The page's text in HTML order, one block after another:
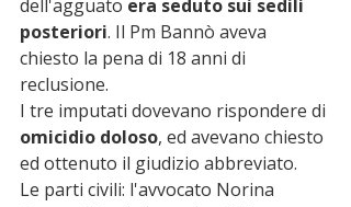
dell'agguato era seduto sui sedili
posteriori. Il Pm Bannò aveva
chiesto la pena di 18 anni di
reclusione.
I tre imputati dovevano rispondere di
omicidio doloso, ed avevano chiesto
ed ottenuto il giudizio abbreviato.
Le parti civili: l'avvocato Norina